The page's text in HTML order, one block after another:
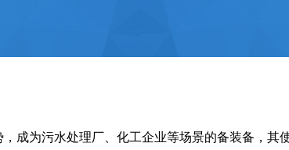
成为污水处理厂、化工企业等场景的备装备，其